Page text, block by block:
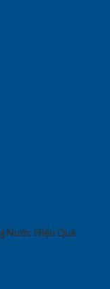
Nước Hiệu Quả